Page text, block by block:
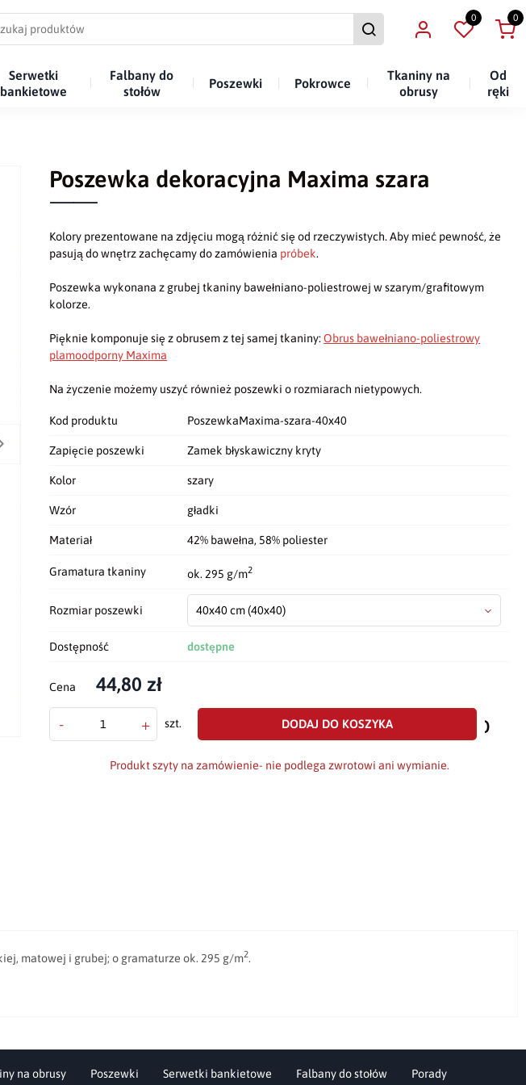
0 0
Serwetki
bankietowe
Falbany do
stołów
Poszewki Pokrowce
Tkaniny na
obrusy
Od
ręki
Poszewka dekoracyjna Maxima szara
Kolory prezentowane na zdjęciu mogą różnić się od rzeczywistych. Aby mieć pewność, że
pasują do wnętrz zachęcamy do zamówienia próbek.
Poszewka wykonana z grubej tkaniny bawełniano-poliestrowej w szarym/grafitowym
kolorze.
Pięknie komponuje się z obrusem z tej samej tkaniny:Obrus bawełniano-poliestrowy
plamoodporny Maxima
Na życzenie możemy uszyć również poszewki o rozmiarach nietypowych.
Kod produktu PoszewkaMaxima-szara-40x40
Zapięcie poszewki Zamek błyskawiczny kryty
Kolor szary
Wzór gładki
Materiał 42% bawełna, 58% poliester
Gramatura tkaniny ok. 295 g/m2
Rozmiar poszewki 40x40 cm(40x40)
Dostępność dostępne
Cena 44,80 zł
- + szt. DODAJ DO KOSZYKA
do
Produkt szyty na zamówienie- nie podlega zwrotowi ani wymianie.
matowej i grubej; o gramaturze ok. 295 g/m2.
na obrusy Poszewki Serwetki bankietowe Falbany do stołów Porady